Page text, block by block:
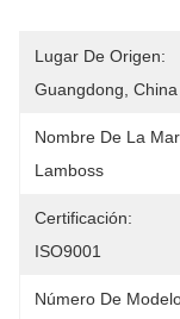
Lugar De Origen:
Guangdong, China
Nombre De La
Lamboss
Certificación:
ISO9001
Número De